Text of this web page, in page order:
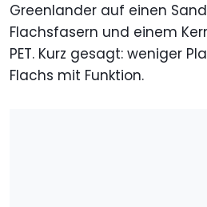
Greenlander auf einen
Flachsfasern und einem
PET. Kurz gesagt: weniger
Flachs mit Funktion.